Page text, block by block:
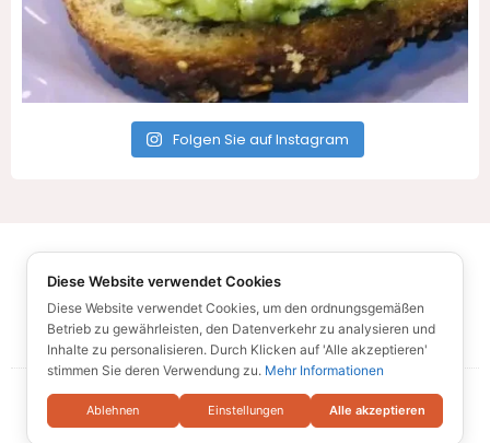
Folgen Sie auf Instagram
© Ufonaut 2021
Über mich
Datenschutzbestimmungen
Sitemap
Diese Website verwendet Cookies
Diese Website verwendet Cookies, um den ordnungsgemäßen
Betrieb zu gewährleisten, den Datenverkehr zu analysieren und
Inhalte zu personalisieren. Durch Klicken auf 'Alle akzeptieren'
stimmen Sie deren Verwendung zu. Mehr Informationen
Ablehnen Einstellungen Alle akzeptieren